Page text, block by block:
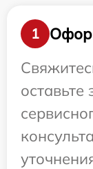
1
оставьте